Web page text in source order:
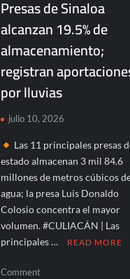
Presas de Sinaloa
alcanzan 19.5% de
almacenamiento;
registran
por lluvias
julio 10, 2026
Las 11 principales presas
estado almacenan 3 mil 84.6
millones de metros cúbicos
agua; la presa Luis Donaldo
Colosio concentra el mayor
volumen. #CULIACÁN | Las
principales …
READ MORE
Commenton